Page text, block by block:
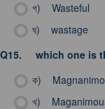
গ)
Wasteful
ঘ)
wastage
Q15.
which one is
ক)
খ)